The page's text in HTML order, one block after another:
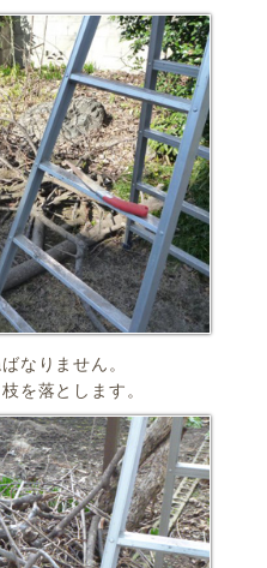
なりません。
を落とします。